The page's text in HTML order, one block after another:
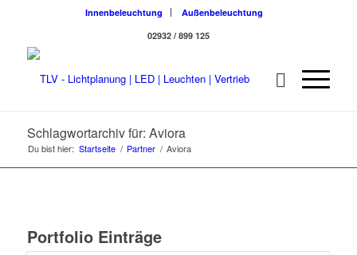
Innenbeleuchtung
Außenbeleuchtung
02932 / 899 125
Schlagwortarchiv für: Aviora
Du bist hier: Startseite / Partner / Aviora
Portfolio Einträge